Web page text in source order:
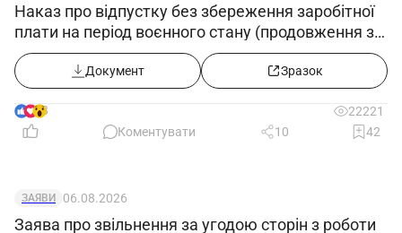
залишаю за собою.
Відмітки про ознайомлення з наказом
Наказ про відпустку без збереження заробітної
плати на період воєнного стану (продовження з
25.05.2022)
Документ Зразок
8
22221
Коментувати
10 42
ЗАЯВИ 06.08.2026
Заява про звільнення за угодою сторін з роботи